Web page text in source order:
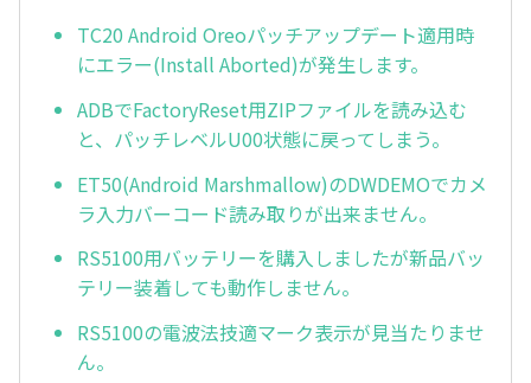
TC20 Android Oreoパッチアップデート適用時
にエラー(Install Aborted)が発生します。
ADBでFactoryReset用ZIPファイルを読み込む
と、パッチレベルU00状態に戻ってしまう。
ET50(Android Marshmallow)のDWDEMOでカメ
ラ入力バーコード読み取りが出来ません。
RS5100用バッテリーを購入しましたが新品バッ
テリー装着しても動作しません。
RS5100の電波法技適マーク表示が見当たりませ
ん。